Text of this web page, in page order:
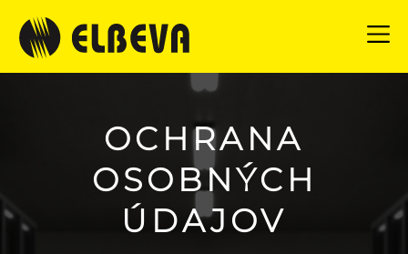
main
navigation
OCHRANA
OSOBNÝCH
ÚDAJOV